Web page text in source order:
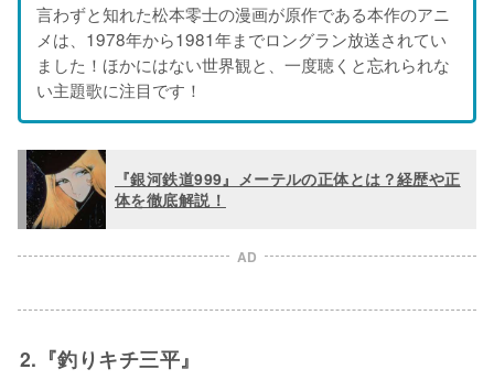
言わずと知れた松本零士の漫画が原作である本作のアニ
メは、1978年から1981年までロングラン放送されてい
ました！ほかにはない世界観と、一度聴くと忘れられな
い主題歌に注目です！
『銀河鉄道999』メーテルの正体とは？経歴や正
体を徹底解説！
AD
2.『釣りキチ三平』